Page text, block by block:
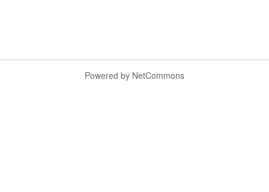
Powered by NetCommons